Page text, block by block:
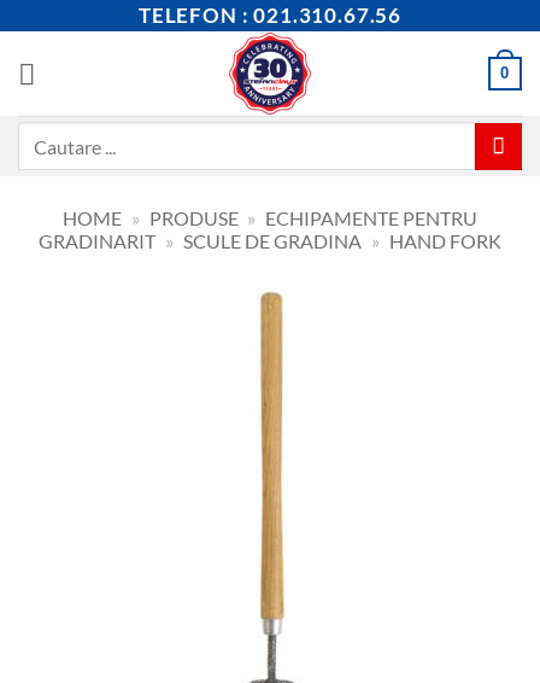
content
TELEFON : 021.310.67.56
0
HOME » PRODUSE » ECHIPAMENTE PENTRU
GRADINARIT » SCULE DE GRADINA » HAND FORK